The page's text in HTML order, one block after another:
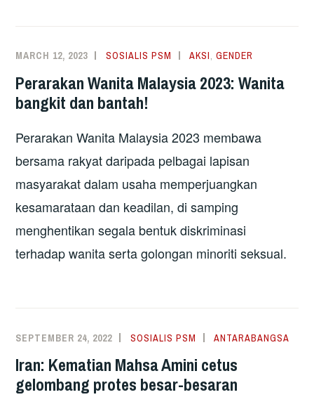
MARCH 12, 2023 SOSIALIS PSM AKSI,GENDER
Perarakan Wanita Malaysia 2023: Wanita
bangkit dan bantah!
Perarakan Wanita Malaysia 2023 membawa
bersama rakyat daripada pelbagai lapisan
masyarakat dalam usaha memperjuangkan
kesamarataan dan keadilan, di samping
menghentikan segala bentuk diskriminasi
terhadap wanita serta golongan minoriti seksual.
SEPTEMBER 24, 2022 SOSIALIS PSM ANTARABANGSA
Iran: Kematian Mahsa Amini cetus
gelombang protes besar-besaran